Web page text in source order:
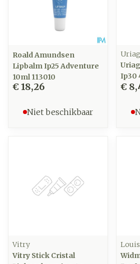
Roald Amundsen
Lipbalm Ip25 Adventure
10ml 113010
€ 18,26
Niet beschikbaar
Ip30
€
Vitry
Vitry Stick Cristal